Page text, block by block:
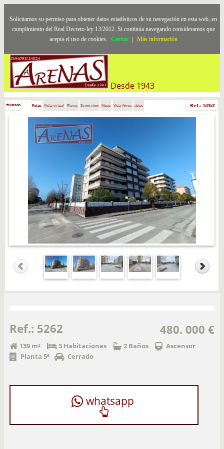
Solicitamos su permiso para obtener datos estadísticos de su navegación en esta web, en
cumplimiento del Real Decreto-ley 13/2012. Si continúa navegando consideramos que
acepta el uso de cookies. Cerrar Más información
Desde 1943
listado Fotos Visita virtual Planos Street view Mapa Vista Aérea datos Ref.: 5262
Ref.: 5262 480. 000 €
139 m² 3 Habitaciones 2 Baños
Ascensor
Planta 5ª
Cerrado
whatsapp